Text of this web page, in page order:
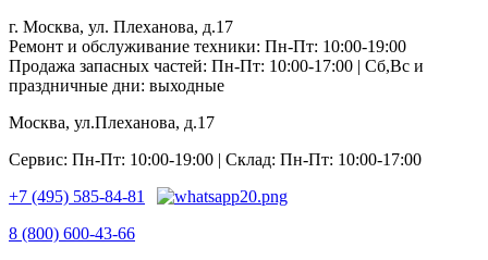
г. Москва, ул. Плеханова, д.17
Ремонт и обслуживание техники: Пн-Пт: 10:00-19:00
Продажа запасных частей: Пн-Пт: 10:00-17:00 | Сб,Вс и
праздничные дни: выходные
Москва, ул.Плеханова, д.17
Сервис: Пн-Пт: 10:00-19:00 | Склад: Пн-Пт: 10:00-17:00
+7 (495) 585-84-81
8 (800) 600-43-66